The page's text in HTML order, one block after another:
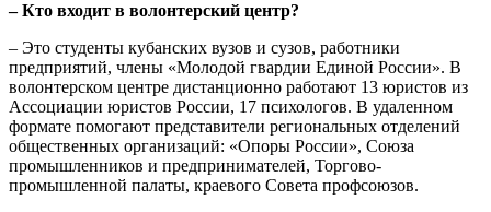
– Кто входит в волонтерский центр?
– Это студенты кубанских вузов и сузов, работники
предприятий, члены «Молодой гвардии Единой России». В
волонтерском центре дистанционно работают 13 юристов из
Ассоциации юристов России, 17 психологов. В удаленном
формате помогают представители региональных отделений
общественных организаций: «Опоры России», Союза
промышленников и предпринимателей, Торгово-
промышленной палаты, краевого Совета профсоюзов.